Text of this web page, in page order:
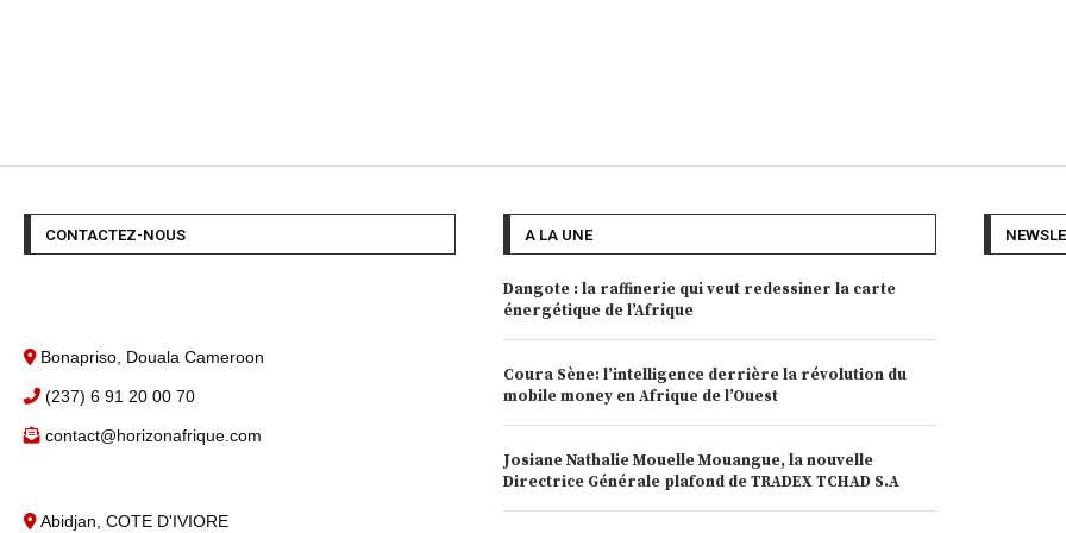
CONTACTEZ-NOUS
Bonapriso, Douala Cameroon
(237) 6 91 20 00 70
contact@horizonafrique.com
Abidjan, COTE D'IVIORE
A LA UNE
Dangote : la raffinerie qui veut redessiner la carte
énergétique de l’Afrique
Coura Sène: l’intelligence derrière la révolution du
mobile money en Afrique de l’Ouest
Josiane Nathalie Mouelle Mouangue, la nouvelle
Directrice Générale plafond de TRADEX TCHAD S.A